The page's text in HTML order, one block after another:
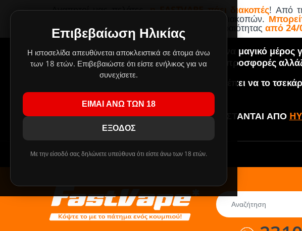
Επιβεβαίωση Ηλικίας
Η ιστοσελίδα απευθύνεται αποκλειστικά σε άτομα άνω
των 18 ετών. Επιβεβαιώστε ότι είστε ενήλικος για να
συνεχίσετε.
ΕΙΜΑΙ ΑΝΩ ΤΩΝ 18
ΕΞΟΔΟΣ
Με την είσοδό σας δηλώνετε υπεύθυνα ότι είστε άνω των 18 ετών.
Αγαπητοί μας πελάτες,η FASTVAPE πάει διακοπές! Από
παραμείνουν κλειστά λόγω καλοκαιρινών διακοπών.
οποίες θα εκτελεστούν με σειρά προτεραιότητας από 24/
Δημιουργήσαμε ένα μαγικό μέρος
Οι προσφορές
Πρέπει να το
!!! ΤΑ MIX SHAKE AND VAPE 30/60ml ΑΝΤΙΚΑΘΙΣΤΑΝΤΑΙ ΑΠΟ